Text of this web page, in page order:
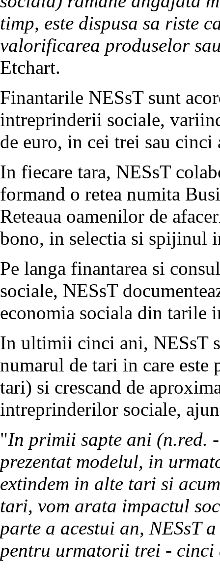
timp, este dispusa sa riste
valorificarea produselor
Etchart.
Finantarile NESsT sunt
intreprinderii sociale,
de euro, in cei trei sau cinci
In fiecare tara, NESsT
formand o retea numita
Reteaua oamenilor de
bono, in selectia si spijinul
Pe langa finantarea si
sociale, NESsT
economia sociala din tarile
In ultimii cinci ani, NESsT
numarul de tari in care este
tari) si crescand de
intreprinderilor sociale,
"In primii sapte ani (n.red.
prezentat modelul, in
extindem in alte tari si
tari, vom arata impactul
parte a acestui an, NESsT
pentru urmatorii trei - cinci